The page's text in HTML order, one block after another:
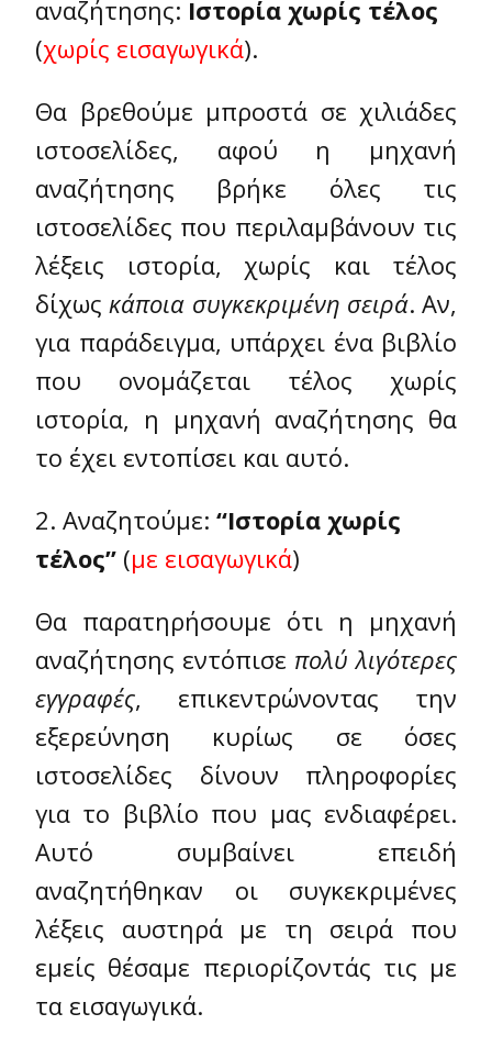
αναζήτησης: Ιστορία χωρίς τέλος
(χωρίς εισαγωγικά).
Θα βρεθούμε μπροστά σε χιλιάδες
ιστοσελίδες, αφού η μηχανή
αναζήτησης βρήκε όλες τις
ιστοσελίδες που περιλαμβάνουν τις
λέξεις ιστορία, χωρίς και τέλος
δίχως κάποια συγκεκριμένη σειρά. Αν,
για παράδειγμα, υπάρχει ένα βιβλίο
που ονομάζεται τέλος χωρίς
ιστορία, η μηχανή αναζήτησης θα
το έχει εντοπίσει και αυτό.
2. Αναζητούμε: “Ιστορία χωρίς
τέλος” (με εισαγωγικά)
Θα παρατηρήσουμε ότι η μηχανή
αναζήτησης εντόπισε πολύ λιγότερες
εγγραφές, επικεντρώνοντας την
εξερεύνηση κυρίως σε όσες
ιστοσελίδες δίνουν πληροφορίες
για το βιβλίο που μας ενδιαφέρει.
Αυτό συμβαίνει επειδή
αναζητήθηκαν οι συγκεκριμένες
λέξεις αυστηρά με τη σειρά που
εμείς θέσαμε περιορίζοντάς τις με
τα εισαγωγικά.